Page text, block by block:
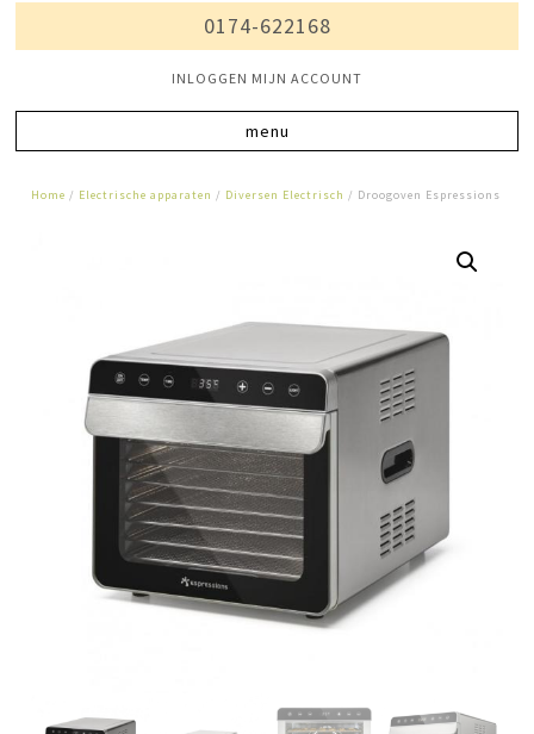
0174-622168
INLOGGEN MIJN ACCOUNT
Home / Electrische apparaten / Diversen Electrisch / Droogoven Espressions